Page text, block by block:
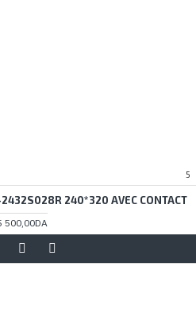
5
240*320 AVEC CONTACT
500,00DA